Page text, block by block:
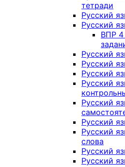
тетради
Русский
Русский
ВПР 4
Русский
Русский
Русский
Русский
Русский
Русский
Русский
слова
Русский
Русский